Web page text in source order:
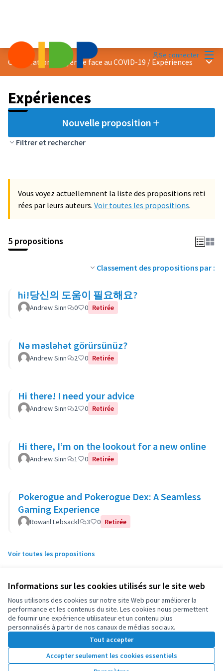
Informations sur les cookies utilisés sur le site web
Nous utilisons des cookies sur notre site Web pour améliorer la
performance et les contenus du site. Les cookies nous permettent
de fournir une expérience utilisateur et un contenu plus
personnalisés à partir de nos canaux de médias sociaux.
Tout accepter
Accepter seulement les cookies essentiels
Se connecter
Coopération citoyenne face au COVID-19 / Expériences
Expériences
Nouvelle proposition
Filtrer et rechercher
Vous voyez actuellemnent la liste des propositions reti
rées par leurs auteurs. Voir toutes les propositions.
5 propositions
Classement des propositions par :
hi!당신의 도움이 필요해요?
Andrew Sinn 0 0 Retirée
Nə məsləhət görürsünüz?
Andrew Sinn 2 0 Retirée
Hi there! I need your advice
Andrew Sinn 2 0 Retirée
Hi there, I’m on the lookout for a new online
Andrew Sinn 1 0 Retirée
Pokerogue and Pokerogue Dex: A Seamless
Gaming Experience
Rowanl Lebsackl 3 0 Retirée
Voir toutes les propositions
Conditions d'utilisation
Paramètres des cookies
OIDP sur X
(Lien externe)
OIDP sur Facebook
(Lien externe)
OIDP sur YouTube
(Lien externe)
Français
Choose languageChoisir la langueElegir el idioma